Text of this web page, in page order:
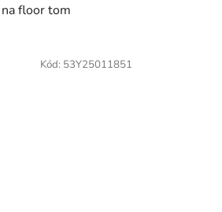
na floor tom
Kód: 53Y25011851